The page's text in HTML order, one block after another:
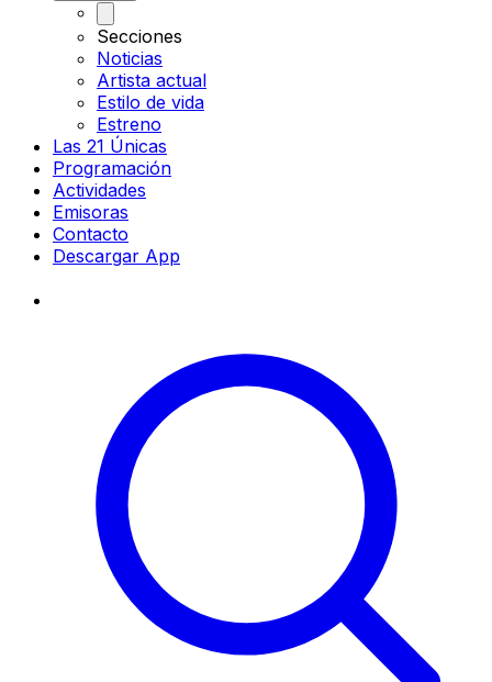
Secciones
Noticias
Artista actual
Estilo de vida
Estreno
Las 21 Únicas
Programación
Actividades
Emisoras
Contacto
Descargar App